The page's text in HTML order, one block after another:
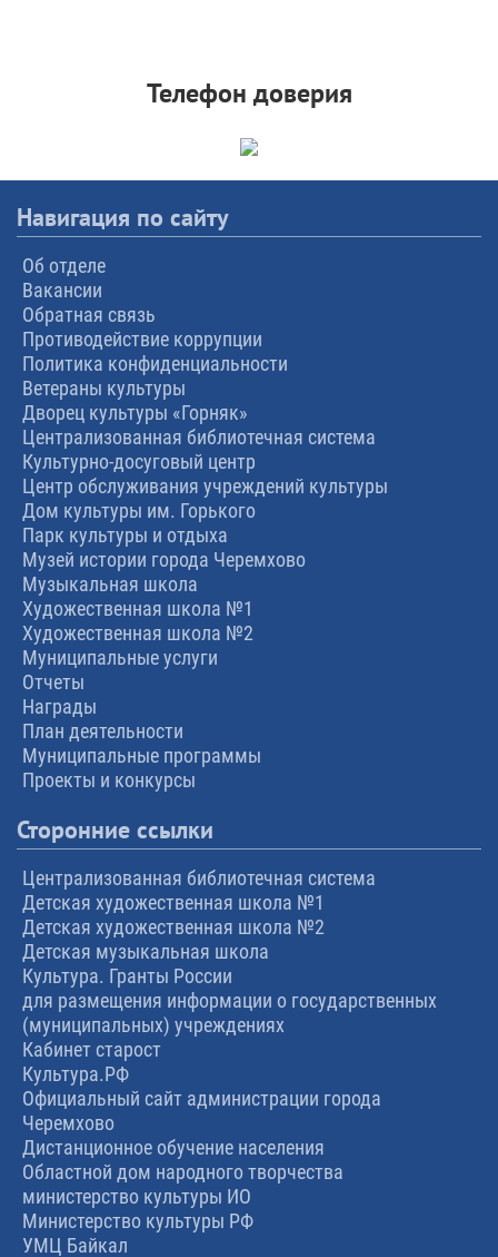
Телефон доверия
Навигация по сайту
Об отделе
Вакансии
Обратная связь
Противодействие коррупции
Политика конфиденциальности
Ветераны культуры
Дворец культуры «Горняк»
Централизованная библиотечная система
Культурно-досуговый центр
Центр обслуживания учреждений культуры
Дом культуры им. Горького
Парк культуры и отдыха
Музей истории города Черемхово
Музыкальная школа
Художественная школа №1
Художественная школа №2
Муниципальные услуги
Отчеты
Награды
План деятельности
Муниципальные программы
Проекты и конкурсы
Сторонние ссылки
Централизованная библиотечная система
Детская художественная школа №1
Детская художественная школа №2
Детская музыкальная школа
Культура. Гранты России
для размещения информации о государственных
(муниципальных) учреждениях
Кабинет старост
Культура.РФ
Официальный сайт администрации города
Черемхово
Дистанционное обучение населения
Областной дом народного творчества
министерство культуры ИО
Министерство культуры РФ
УМЦ Байкал